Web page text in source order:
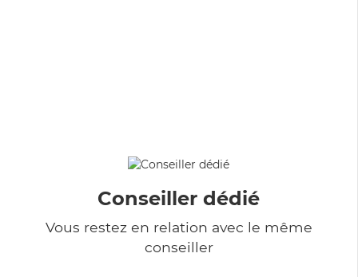
Conseiller dédié
Vous restez en relation avec le même
conseiller